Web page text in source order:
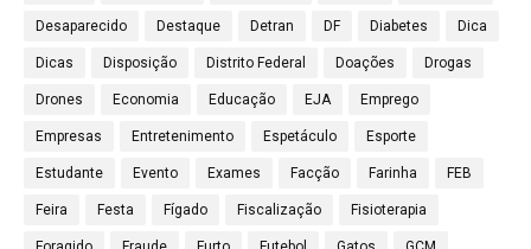
Desaparecido Destaque Detran DF Diabetes Dica
Dicas Disposição Distrito Federal Doações Drogas
Drones Economia Educação EJA Emprego
Empresas Entretenimento Espetáculo Esporte
Estudante Evento Exames Facção Farinha FEB
Feira Festa Fígado Fiscalização Fisioterapia